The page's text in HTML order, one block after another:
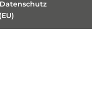
Datenschutz